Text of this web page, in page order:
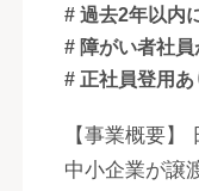
# 過去2年以内
# 障がい者社
# 正社員登用あ
【事業概要】
中小企業が譲